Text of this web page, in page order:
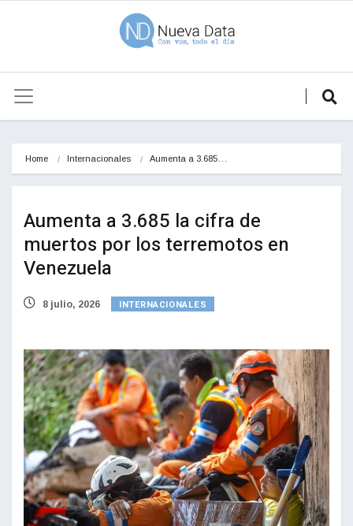
Home Internacionales Aumenta a 3.685…
Aumenta a 3.685 la cifra de
muertos por los terremotos en
Venezuela
8 julio, 2026 INTERNACIONALES